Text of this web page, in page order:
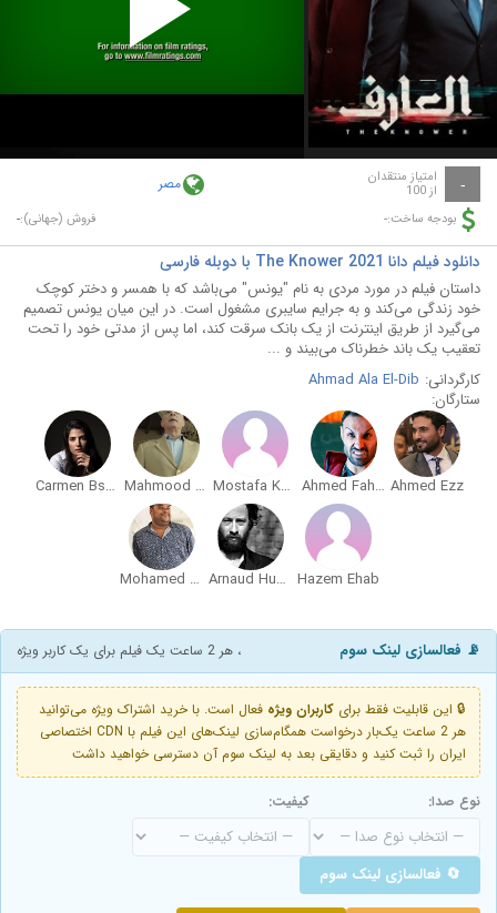
Play
Video
- امتیاز منتقدان
از 100 مصر
بودجه ساخت:- فروش (جهانی):-
دانلود فیلم دانا The Knower 2021 با دوبله فارسی
داستان فیلم در مورد مردی به نام "یونس" می‌باشد که با همسر و دختر کوچک
خود زندگی می‌کند و به جرایم سایبری مشغول است. در این میان یونس تصمیم
می‌گیرد از طریق اینترنت از یک بانک سرقت کند، اما پس از مدتی خود را تحت
تعقیب یک باند خطرناک می‌بیند و ...
کارگردانی: Ahmad Ala El-Dib
ستارگان:
Ahmed Ezz
Ahmed Fahmy
Mostafa Khater
Mahmood Hemaidah
Carmen Bsaibes
Hazem Ehab
Arnaud Humbert
Mohamed Mamdouh
📡 فعالسازی لینک سوم ، هر 2 ساعت یک فیلم برای یک کاربر ویژه
🔒 این قابلیت فقط برای کاربران ویژه فعال است. با خرید اشتراک ویژه می‌توانید
هر 2 ساعت یک‌بار درخواست همگام‌سازی لینک‌های این فیلم با CDN اختصاصی
ایران را ثبت کنید و دقایقی بعد به لینک سوم آن دسترسی خواهید داشت
نوع صدا: کیفیت:
🔄 فعالسازی لینک سوم